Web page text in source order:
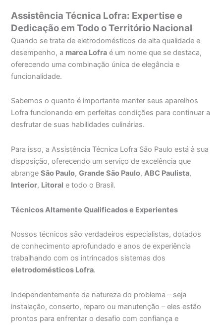
Assistência Técnica Lofra: Expertise e
Dedicação em Todo o Território Nacional
Quando se trata de eletrodomésticos de alta qualidade e
desempenho, a marca Lofra é um nome que se destaca,
oferecendo uma combinação única de elegância e
funcionalidade.
Sabemos o quanto é importante manter seus aparelhos
Lofra funcionando em perfeitas condições para continuar a
desfrutar de suas habilidades culinárias.
Para isso, a Assistência Técnica Lofra São Paulo está à sua
disposição, oferecendo um serviço de excelência que
abrangeSão Paulo,Grande São Paulo,ABC Paulista,
Interior, Litoral e todo o Brasil.
Técnicos Altamente Qualificados e Experientes
Nossos técnicos são verdadeiros especialistas, dotados
de conhecimento aprofundado e anos de experiência
trabalhando com os intrincados sistemas dos
eletrodomésticos Lofra.
Independentemente da natureza do problema – seja
instalação, conserto, reparo ou manutenção – eles estão
prontos para enfrentar o desafio com confiança e